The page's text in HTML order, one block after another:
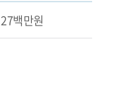
27백만원